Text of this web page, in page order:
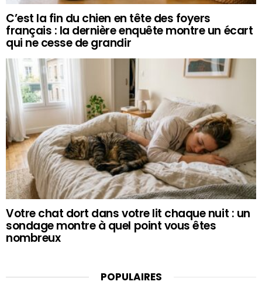
C’est la fin du chien en tête des foyers
français : la dernière enquête montre un écart
qui ne cesse de grandir
Votre chat dort dans votre lit chaque nuit : un
sondage montre à quel point vous êtes
nombreux
POPULAIRES